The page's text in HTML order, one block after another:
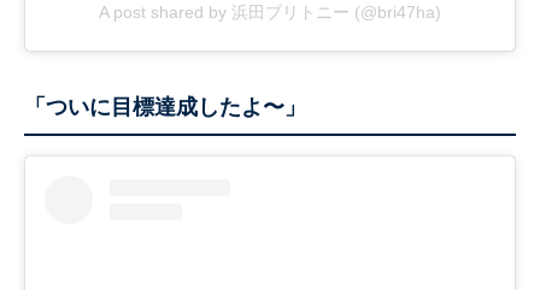
A post shared by 浜田ブリトニー (@bri47ha)
「ついに目標達成したよ〜」